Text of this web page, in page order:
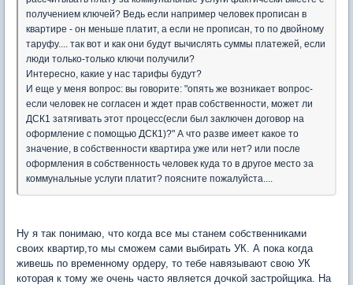
получением ключей? Ведь если например человек прописан в
квартире - он меньше платит, а если не прописан, то по двойному
таруфу.... так вот и как они будут вычислять суммы платежей, если
люди только-только ключи получили?
Интересно, какие у нас тарифы будут?
И еще у меня вопрос: вы говорите: "опять же возникает вопрос-
если человек не согласен и ждет прав собственности, может ли
ДСК1 затягивать этот процесс(если был заключен договор на
оформление с помощью ДСК1)?" А что разве имеет какое то
значение, в собственности квартира уже или нет? или после
оформления в собственность человек куда то в другое место за
коммунальные услуги платит? поясните пожалуйста....
Ну я так понимаю, что когда все мы станем собственниками
своих квартир,то мы сможем сами выбирать УК. А пока когда
живешь по временному ордеру, то тебе навязывают свою УК
которая к тому же очень часто является дочкой застройщика. На